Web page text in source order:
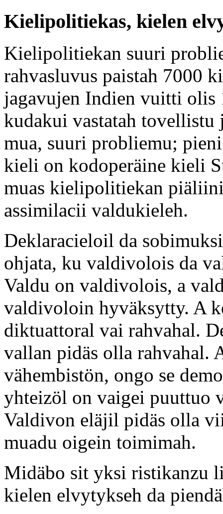
Kielipolitiekas, kielen
Kielipolitiekan suuri
rahvasluvus paistah 7000
jagavujen Indien vuitti olis
kudakui vastatah tovellistu
mua, suuri probliemu;
kieli on kodoperäine kieli
muas kielipolitiekan
assimilacii valdukieleh.
Deklaracieloil da
ohjata, ku valdivolois da
Valdu on valdivolois, a
valdivoloin hyväksytty. A
diktuattoral vai rahvahal.
vallan pidäs olla rahvahal.
vähembistön, ongo se
yhteizöl on vaigei puuttuo
Valdivon eläjil pidäs olla
muadu oigein toimimah.
Midäbo sit yksi ristikanzu
kielen elvytykseh da